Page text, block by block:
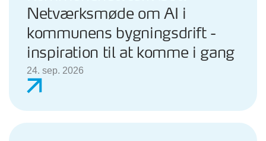
Netværksmøde om AI i
kommunens bygningsdrift -
inspiration til at komme i gang
24. sep. 2026